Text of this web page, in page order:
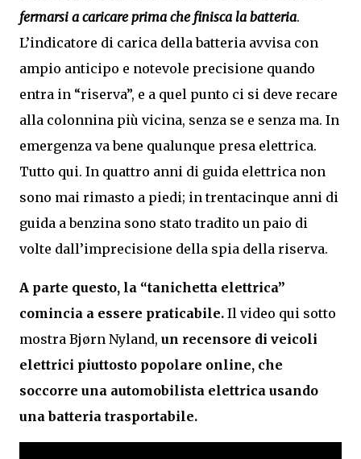
fermarsi a caricare prima che finisca la batteria.
L’indicatore di carica della batteria avvisa con
ampio anticipo e notevole precisione quando
entra in “riserva”, e a quel punto ci si deve recare
alla colonnina più vicina, senza se e senza ma. In
emergenza va bene qualunque presa elettrica.
Tutto qui. In quattro anni di guida elettrica non
sono mai rimasto a piedi; in trentacinque anni di
guida a benzina sono stato tradito un paio di
volte dall’imprecisione della spia della riserva.
A parte questo, la “tanichetta elettrica”
comincia a essere praticabile. Il video qui sotto
mostra Bjørn Nyland, un recensore di veicoli
elettrici piuttosto popolare online, che
soccorre una automobilista elettrica usando
una batteria trasportabile.